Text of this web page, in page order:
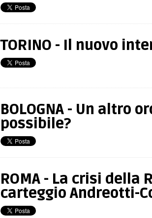
TORINO - Il nuovo
BOLOGNA - Un altro
possibile?
ROMA - La crisi della
carteggio Andreotti-